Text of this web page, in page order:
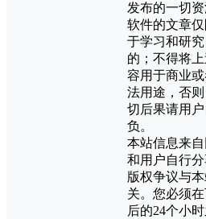
发布的一切资
软件的文章仅
于学习和研究
的；不得将
容用于商业
法用途，否
切后果请用户
负。
本站信息来
和用户自行分
版权争议与
关。您必须
后的24个小时